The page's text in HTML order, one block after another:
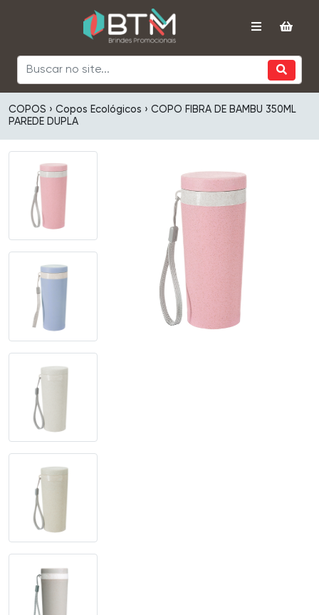
COPOS › Copos Ecológicos › COPO FIBRA DE BAMBU 350ML
PAREDE DUPLA